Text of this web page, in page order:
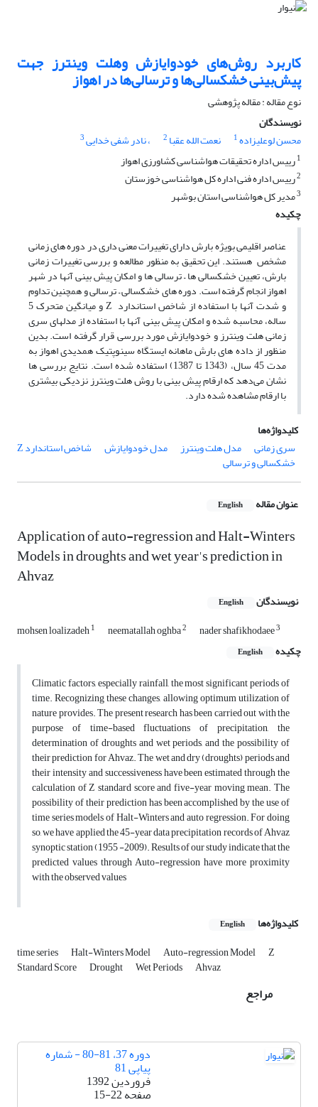
کاربرد روش‌های خودوایازش وهلت وینترز جهت
پیش‌بینی خشکسالی‌ها و ترسالی‌ها در اهواز
نوع مقاله : مقاله پژوهشی
نویسندگان
محسن لوعلیزاده1 نعمت الله عقبا 2 ، نادر شفی خدایی3
1رییس اداره تحقیقات هواشناسی کشاورزی اهواز
2رییس اداره فنی اداره کل هواشناسی خوزستان
3مدیر کل هواشناسی استان بوشهر
چکیده
عناصر اقلیمی بویژه بارش دارای تغییرات معنی داری در دوره های زمانی
مشخص هستند. این تحقیق به منظور مطالعه و بررسی تغییرات زمانی
بارش، تعیین خشکسالی ها – ترسالی ها و امکان پیش بینی آنها در شهر
اهواز انجام گرفته است. دوره های خشکسالی – ترسالی و همچنین تداوم
و شدت آنها با استفاده از شاخص استاندارد Z و میانگین متحرک 5
ساله، محاسبه شده و امکان پیش بینی آنها با استفاده از مدلهای سری
زمانی هلت وینترز و خودوایازش مورد بررسی قرار گرفته است. بدین
منظور از داده های بارش ماهانه ایستگاه سینوپتیک همدیدی اهواز به
مدت 45 سال، (1343 تا 1387) استفاده شده است. نتایج بررسی ها
نشان می‌دهد که ارقام پیش بینی با روش هلت وینترز نزدیکی بیشتری
با ارقام مشاهده شده دارد.
کلیدواژه‌ها
سری زمانی
مدل هلت وینترز مدل خودوایازش شاخص استاندارد Z
خشکسالی و ترسالی
عنوان مقاله English
Application of auto-regression and Halt-Winters
Models in droughts and wet year's prediction in
Ahvaz
نویسندگان English
mohsen loalizadeh1 neematallah oghba2 nader shafikhodaee3
چکیده English
Climatic factors, especially rainfall, the most significant periods of
time. Recognizing these changes, allowing optimum utilization of
nature provides. The present research has been carried out with the
purpose of time-based fluctuations of precipitation, the
determination of droughts and wet periods, and the possibility of
their prediction for Ahvaz. The wet and dry (droughts) periods and
their intensity and successiveness have been estimated through the
calculation of Z standard score and five-year moving mean. The
possibility of their prediction has been accomplished by the use of
time series models of Halt-Winters and auto regression. For doing
so, we have applied the 45-year data precipitation records of Ahvaz
synoptic station (1955 -2009). Results of our study indicate that the
predicted values through Auto-regression have more proximity
with the observed values
کلیدواژه‌ها English
time series Halt-Winters Model Auto-regression Model Z
Standard Score Drought Wet Periods Ahvaz
مراجع
دوره 37، 81-80 - شماره
پیاپی 81
فروردین 1392
صفحه15-22